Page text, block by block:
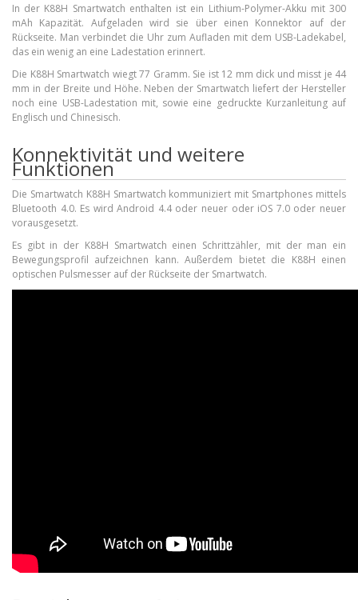
In der K88H Smartwatch enthalten ist ein Lithium-Polymer-Akku mit 300
mAh Kapazität. Aufgeladen wird sie über einen Konnektor auf der
Rückseite. Man verbindet die Uhr zum Aufladen mit dem USB-Ladekabel,
das ein wenig an eine Ladestation erinnert.
Die K88H Smartwatch wiegt 77 Gramm. Sie ist 12 mm dick und misst je 44
mm in der Breite und Höhe. Neben der Smartwatch liefert der Hersteller
noch eine USB-Ladestation mit, sowie eine gedruckte Kurzanleitung auf
Englisch und Chinesisch.
Konnektivität und weitere
Funktionen
Die Smartwatch K88H Smartwatch kommuniziert mit Smartphones mittels
Bluetooth 4.0. Es wird Android 4.4 oder neuer oder iOS 7.0 oder neuer
vorausgesetzt.
Es gibt in der K88H Smartwatch einen Schrittzähler, mit der man ein
Bewegungsprofil aufzeichnen kann. Außerdem bietet die K88H einen
optischen Pulsmesser auf der Rückseite der Smartwatch.